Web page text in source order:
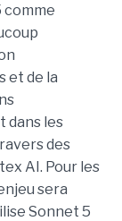
comme
et de la
dans les
des
AI. Pour les
sera
Sonnet 5